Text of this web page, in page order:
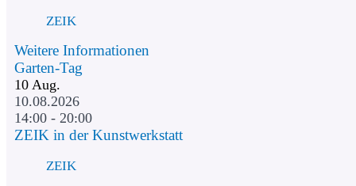
ZEIK
Weitere Informationen
Garten-Tag
10 Aug.
10.08.2026
14:00 - 20:00
ZEIK in der Kunstwerkstatt
ZEIK